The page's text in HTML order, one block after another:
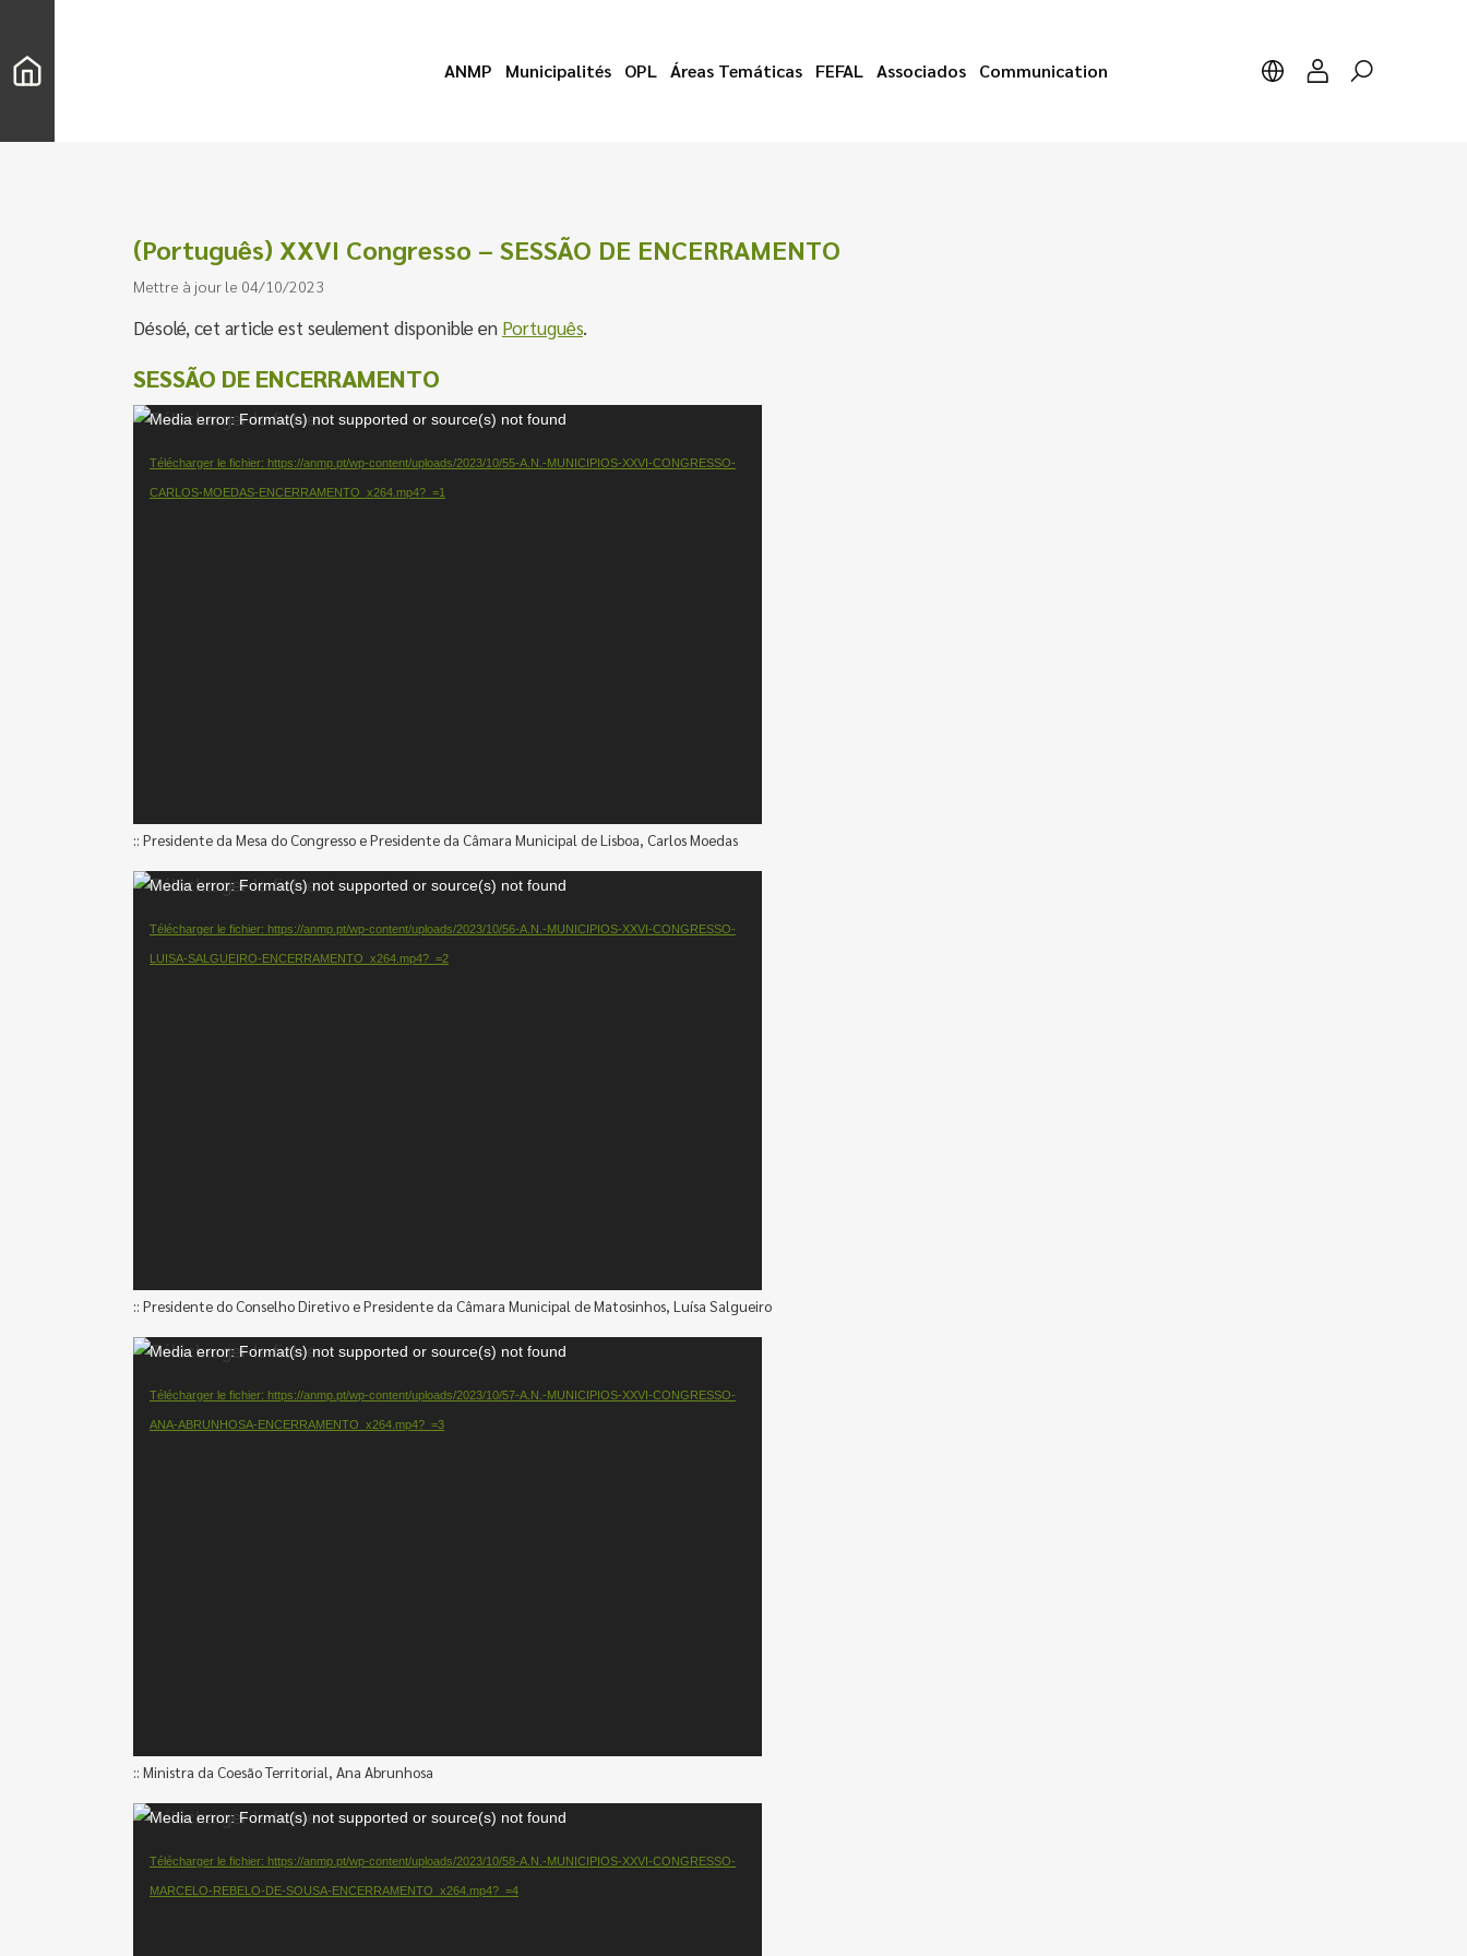
ANMP Municipalités OPL Áreas Temáticas FEFAL Associados Communication
Chercher
(Português) XXVI Congresso – SESSÃO DE ENCERRAMENTO
Mettre à jour le 04/10/2023
Désolé, cet article est seulement disponible en Português.
SESSÃO DE ENCERRAMENTO
Lecteur
Media error: Format(s) not supported or source(s) not found
Télécharger le fichier: https://anmp.pt/wp-content/uploads/2023/10/55-A.N.-MUNICIPIOS-XXVI-CONGRESSO-
CARLOS-MOEDAS-ENCERRAMENTO_x264.mp4?_=1
:: Presidente da Mesa do Congresso e Presidente da Câmara Municipal de Lisboa, Carlos Moedas
Lecteur
Media error: Format(s) not supported or source(s) not found
Télécharger le fichier: https://anmp.pt/wp-content/uploads/2023/10/56-A.N.-MUNICIPIOS-XXVI-CONGRESSO-
LUISA-SALGUEIRO-ENCERRAMENTO_x264.mp4?_=2
:: Presidente do Conselho Diretivo e Presidente da Câmara Municipal de Matosinhos, Luísa Salgueiro
Lecteur
Media error: Format(s) not supported or source(s) not found
Télécharger le fichier: https://anmp.pt/wp-content/uploads/2023/10/57-A.N.-MUNICIPIOS-XXVI-CONGRESSO-
ANA-ABRUNHOSA-ENCERRAMENTO_x264.mp4?_=3
:: Ministra da Coesão Territorial, Ana Abrunhosa
Lecteur
Media error: Format(s) not supported or source(s) not found
Télécharger le fichier: https://anmp.pt/wp-content/uploads/2023/10/58-A.N.-MUNICIPIOS-XXVI-CONGRESSO-
MARCELO-REBELO-DE-SOUSA-ENCERRAMENTO_x264.mp4?_=4